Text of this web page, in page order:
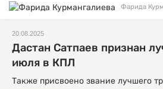
Фарида
20.08.2025
Дастан Сатпаев признан
июля в КПЛ
Также присвоено звание лучшего